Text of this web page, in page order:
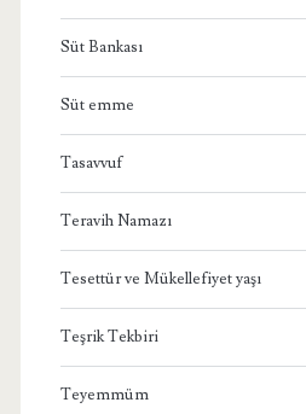
Süt Bankası
Süt emme
Tasavvuf
Teravih Namazı
Tesettür ve Mükellefiyet yaşı
Teşrik Tekbiri
Teyemmüm